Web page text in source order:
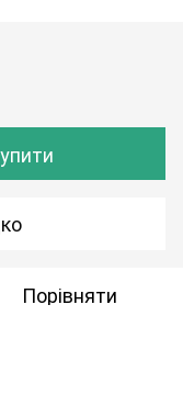
Порівняти